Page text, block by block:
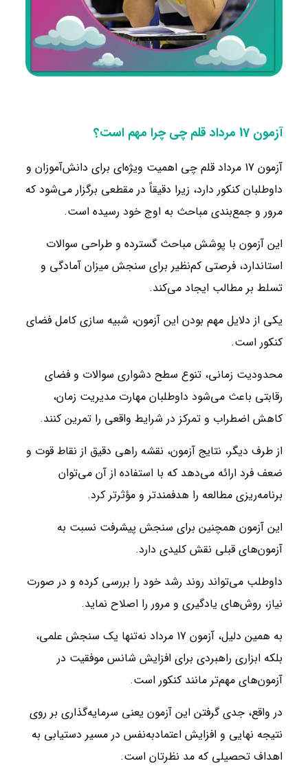
آزمون 17 مرداد قلم چی چرا مهم است؟
آزمون 17 مرداد قلم‌ چی اهمیت ویژه‌ای برای دانش‌آموزان و
داوطلبان کنکور دارد، زیرا دقیقاً در مقطعی برگزار می‌شود که
مرور و جمع‌بندی مباحث به اوج خود رسیده است.
این آزمون با پوشش مباحث گسترده و طراحی سوالات
استاندارد، فرصتی کم‌نظیر برای سنجش میزان آمادگی و
تسلط بر مطالب ایجاد می‌کند.
یکی از دلایل مهم بودن این آزمون، شبیه‌ سازی کامل فضای
کنکور است.
محدودیت زمانی، تنوع سطح دشواری سوالات و فضای
رقابتی باعث می‌شود داوطلبان مهارت مدیریت زمان،
کاهش اضطراب و تمرکز در شرایط واقعی را تمرین کنند.
از طرف دیگر، نتایج آزمون، نقشه راهی دقیق از نقاط قوت و
ضعف فرد ارائه می‌دهد که با استفاده از آن می‌توان
برنامه‌ریزی مطالعه را هدفمندتر و مؤثرتر کرد.
این آزمون همچنین برای سنجش پیشرفت نسبت به
آزمون‌های قبلی نقش کلیدی دارد.
داوطلب می‌تواند روند رشد خود را بررسی کرده و در صورت
نیاز، روش‌های یادگیری و مرور را اصلاح نماید.
به همین دلیل، آزمون 17 مرداد نه‌تنها یک سنجش علمی،
بلکه ابزاری راهبردی برای افزایش شانس موفقیت در
آزمون‌های مهم‌تر مانند کنکور است.
در واقع، جدی گرفتن این آزمون یعنی سرمایه‌گذاری بر روی
نتیجه نهایی و افزایش اعتمادبه‌نفس در مسیر دستیابی به
اهداف تحصیلی که مد نظرتان است.